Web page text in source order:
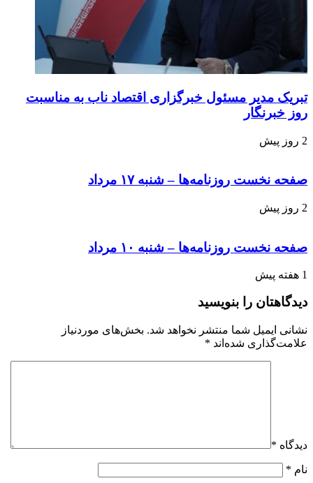
تبریک مدیر مسئول خبرگزاری اقتصاد ناب به مناسبت
روز خبرنگار
2 روز پیش
صفحه نخست روزنامه‌ها – شنبه ۱۷ مرداد
2 روز پیش
صفحه نخست روزنامه‌ها – شنبه ۱۰ مرداد
1 هفته پیش
دیدگاهتان را بنویسید
نشانی ایمیل شما منتشر نخواهد شد. بخش‌های موردنیاز
علامت‌گذاری شده‌اند *
دیدگاه *
نام *